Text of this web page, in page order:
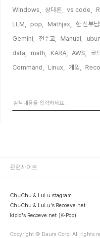
Windows,
상대론, vs code,
LLM,
pop, Mathjax, 한 신부님
Gemini,
천주교, Manual,
data,
math, KARA, AWS, 코
Command,
Linux, 게임,
ChuChu & LuLu stagram
ChuChu & LuLu's Recoeve.net
kipid's Recoeve.net (K-Pop)
Copyright © Daum Corp. All rights
관련사이트